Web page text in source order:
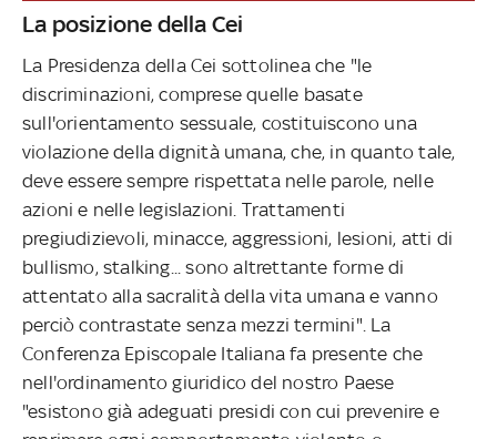
La posizione della Cei
La Presidenza della Cei sottolinea che "le
discriminazioni, comprese quelle basate
sull'orientamento sessuale, costituiscono una
violazione della dignità umana, che, in quanto tale,
deve essere sempre rispettata nelle parole, nelle
azioni e nelle legislazioni. Trattamenti
pregiudizievoli, minacce, aggressioni, lesioni, atti di
bullismo, stalking... sono altrettante forme di
attentato alla sacralità della vita umana e vanno
perciò contrastate senza mezzi termini". La
Conferenza Episcopale Italiana fa presente che
nell'ordinamento giuridico del nostro Paese
"esistono già adeguati presidi con cui prevenire e